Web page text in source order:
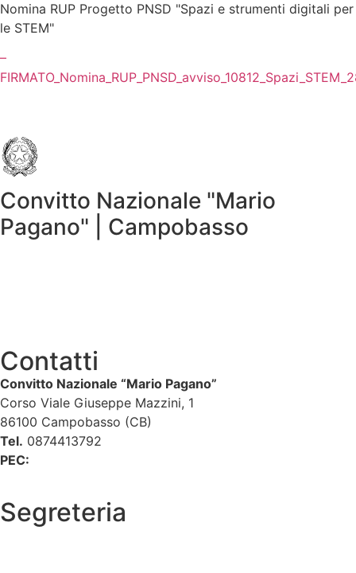
Nomina RUP Progetto PNSD "Spazi e strumenti digitali per
le STEM"
–
Convitto Nazionale "Mario
Pagano" | Campobasso
Contatti
Convitto Nazionale “Mario Pagano”
Corso Viale Giuseppe Mazzini, 1
86100 Campobasso (CB)
Tel. 0874413792
PEC:
Segreteria